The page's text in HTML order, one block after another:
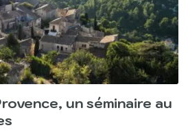
un séminaire au